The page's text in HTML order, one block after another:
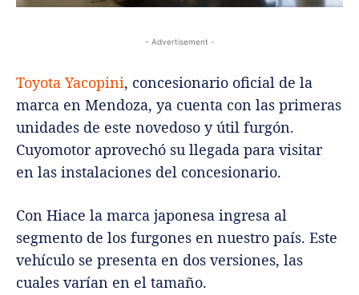
- Advertisement -
Toyota Yacopini, concesionario oficial de la
marca en Mendoza, ya cuenta con las primeras
unidades de este novedoso y útil furgón.
Cuyomotor aprovechó su llegada para visitar
en las instalaciones del concesionario.
Con Hiace la marca japonesa ingresa al
segmento de los furgones en nuestro país. Este
vehículo se presenta en dos versiones, las
cuales varían en el tamaño.